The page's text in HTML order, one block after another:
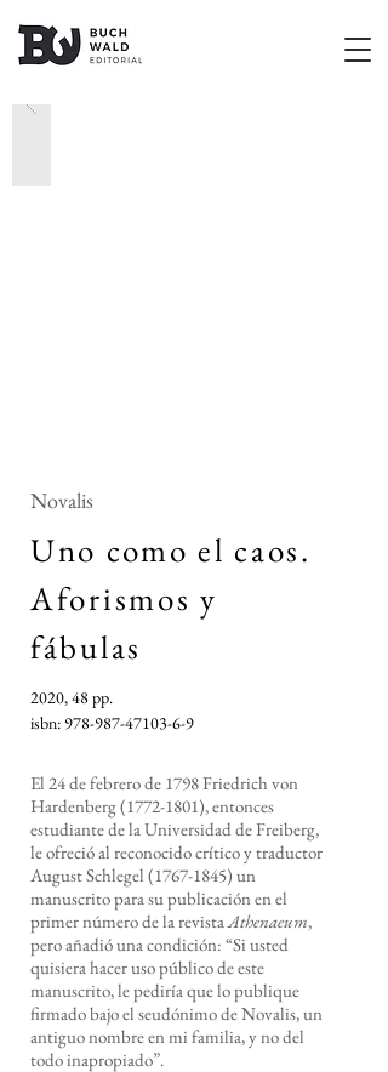
Novalis
Uno como el caos.
Aforismos y
fábulas
2020, 48 pp.
isbn: 978-987-47103-6-9
El 24 de febrero de 1798 Friedrich von
Hardenberg(1772-1801), entonces
estudiante de la Universidad de Freiberg,
le ofreció al reconocido crítico y traductor
August Schlegel (1767-1845) un
manuscrito para su publicación en el
primer número de la revistaAthenaeum,
pero añadió una condición: “Si usted
quisiera hacer uso público de este
manuscrito, le pediría que lo publique
firmado bajo el seudónimo de Novalis, un
antiguo nombre en mi familia, y no del
todo inapropiado”.